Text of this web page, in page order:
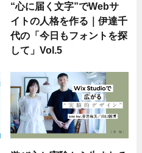
“心に届く文字”でWebサ
イトの人格を作る｜伊達千
代の「今日もフォントを探
して」Vol.5